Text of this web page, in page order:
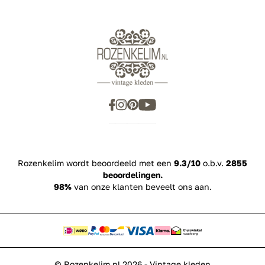
Rozenkelim wordt beoordeeld met een 9.3/10 o.b.v. 2855
beoordelingen.
98%van onze klanten beveelt ons aan.